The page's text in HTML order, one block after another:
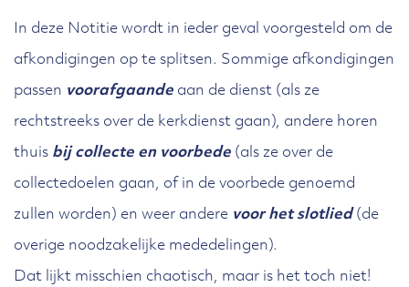
In deze Notitie wordt in ieder geval voorgesteld om de
afkondigingen op te splitsen. Sommige afkondigingen
passen voorafgaande aan de dienst (als ze
rechtstreeks over de kerkdienst gaan), andere horen
thuis bij collecte en voorbede (als ze over de
collectedoelen gaan, of in de voorbede genoemd
zullen worden) en weer andere voor het slotlied(de
overige noodzakelijke mededelingen).
Dat lijkt misschien chaotisch, maar is het toch niet!